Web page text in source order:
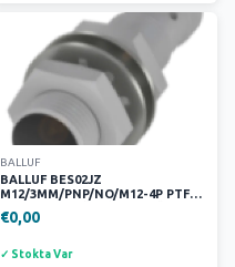
BALLUF
BALLUF BES02JZ
M12/3MM/PNP/NO/M12-4P PTFE
€0,00
✓ Stokta Var